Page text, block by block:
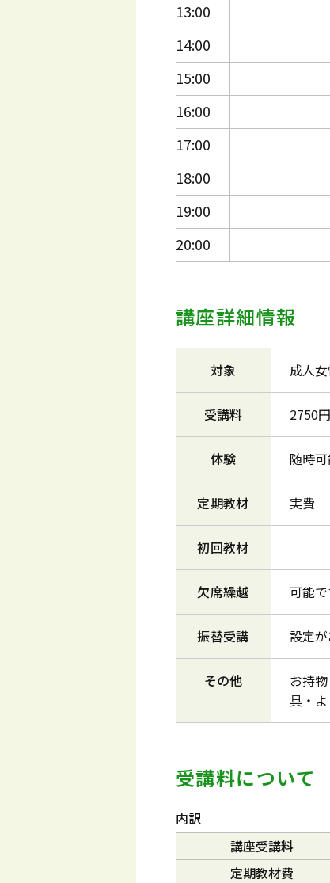
13:00
14:00
15:00
16:00
17:00
18:00
19:00
20:00
講座詳細情報
対象 成人
受講料 2750
体験 随時
定期教材 実費
初回教材
欠席繰越 可能
振替受講 設定
その他
お持
具・
受講料について
内訳
講座受講料
定期教材費